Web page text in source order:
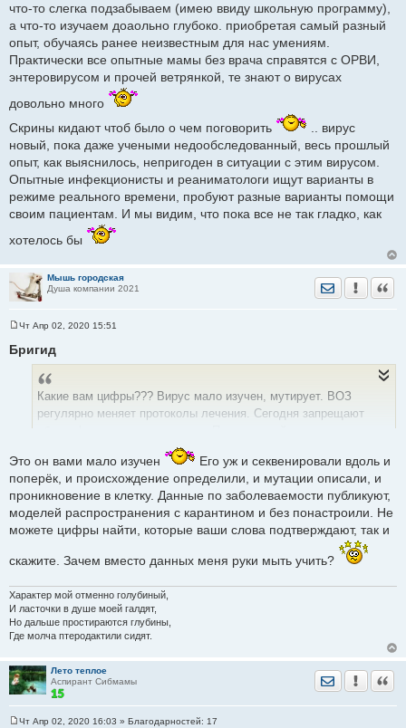
что-то слегка подзабываем (имею ввиду школьную программу),
а что-то изучаем доаольно глубоко. приобретая самый разный
опыт, обучаясь ранее неизвестным для нас умениям.
Практически все опытные мамы без врача справятся с ОРВИ,
энтеровирусом и прочей ветрянкой, те знают о вирусах
довольно много
Скрины кидают чтоб было о чем поговорить
.. вирус
новый, пока даже учеными недообследованный, весь прошлый
опыт, как выяснилось, непригоден в ситуации с этим вирусом.
Опытные инфекционисты и реаниматологи ищут варианты в
режиме реального времени, пробуют разные варианты помощи
своим пациентам. И мы видим, что пока все не так гладко, как
хотелось бы
Мышь городская
Душа компании 2021
Отправить
о
Чт Апр 02, 2020 15:51
Бригид
Какие вам цифры??? Вирус мало изучен, мутирует. ВОЗ
регулярно меняет протоколы лечения. Сегодня запрещают
Мыть руки, лицо, соблюдать социальную дистанцию. Все!
Это он вами мало изучен
Его уж и секвенировали вдоль и
поперёк, и происхождение определили, и мутации описали, и
проникновение в клетку. Данные по заболеваемости публикуют,
моделей распространения с карантином и без понастроили. Не
можете цифры найти, которые ваши слова подтверждают, так и
скажите. Зачем вместо данных меня руки мыть учить?
Характер мой отменно голубиный,
И ласточки в душе моей галдят,
Но дальше простираются глубины,
Где молча птеродактили сидят.
Лето теплое
Аспирант Сибмамы
Отправить
Чт Апр 02, 2020 16:03 » Благодарностей: 17